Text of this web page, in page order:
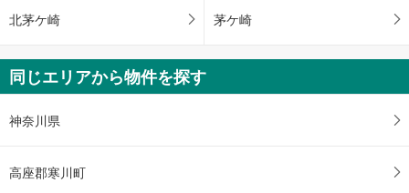
北茅ケ崎 茅ケ崎
同じエリアから物件を探す
神奈川県
高座郡寒川町